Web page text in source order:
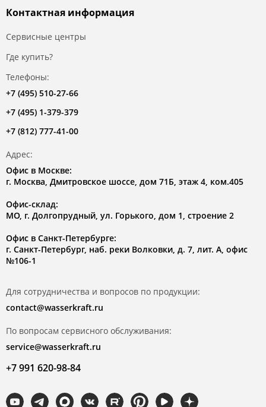
Контактная информация
Сервисные центры
Где купить?
Телефоны:
+7 (495) 510-27-66
+7 (495) 1-379-379
+7 (812) 777-41-00
Адрес:
Офис в Москве:
г. Москва, Дмитровское шоссе, дом 71Б, этаж 4, ком.405
Офис-склад:
МО, г. Долгопрудный, ул. Горького, дом 1, строение 2
Офис в Санкт-Петербурге:
г. Санкт-Петербург, наб. реки Волковки, д. 7, лит. А, офис
№106-1
Для сотрудничества и вопросов по продукции:
contact@wasserkraft.ru
По вопросам сервисного обслуживания:
service@wasserkraft.ru
+7 991 620-98-84